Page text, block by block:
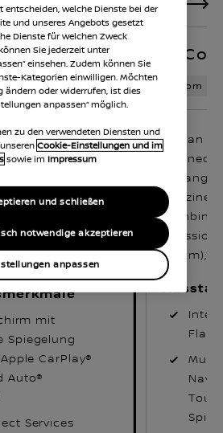
RON 95
Kombi Acenta 1.3
PS) 6-Gang
L1, Benziner:
kombiniert: 6,7
km); CO₂-
mit
Spiegelung
CarPlay®
Auto®
Services
N-
Strom
Nissan
6-Gang
(g/km);
entscheiden, welche Dienste bei der
und unseres Angebots gesetzt
Dienste für welchen Zweck
Sie jederzeit unter
einsehen. Zudem können Sie
Kategorien einwilligen. Möchten
ändern oder widerrufen, ist dies
anpassen“ möglich.
zu den verwendeten Diensten und
Cookie-Einstellungen und im
sowie im Impressum
anpassen
notwendige akzeptieren
und schließen